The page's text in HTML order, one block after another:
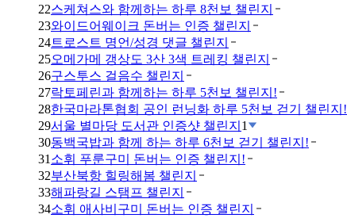
22스케쳐스와 함께하는 하루 8천보 챌린지
23와이드어웨이크 돈버는 인증 챌린지
24트로스트 명언/성경 댓글 챌린지
25오메가메 갱상도 3산 3색 트레킹 챌린지
26구스투스 걸음수 챌린지
27락토페린과 함께하는 하루 5천보 챌린지!
28한국마라톤협회 공인 런닝화 하루 5천보 걷기 챌린지!
29서울 별마당 도서관 인증샷 챌린지 1
30동백국밥과 함께 하는 하루 6천보 걷기 챌린지!
31 소휘 푸룬구미 돈버는 인증 챌린지!
32부산북항 힐링해봄 챌린지
33해파랑길 스탬프 챌린지
34소휘 애사비구미 돈버는 인증 챌린지